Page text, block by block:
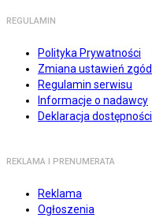
REGULAMIN
Polityka Prywatności
Zmiana ustawień zgód
Regulamin serwisu
Informacje o nadawcy
Deklaracja dostępności
REKLAMA I PRENUMERATA
Reklama
Ogłoszenia